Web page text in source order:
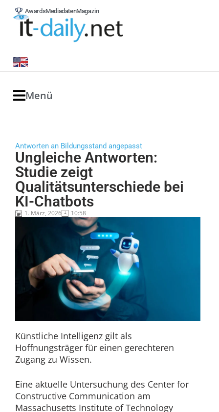
AwardsMediadatenMagazin
Menü
Antworten an Bildungsstand angepasst
Ungleiche Antworten:
Studie zeigt
Qualitätsunterschiede bei
KI-Chatbots
1. März, 2026 10:58
Künstliche Intelligenz gilt als
Hoffnungsträger für einen gerechteren
Zugang zu Wissen.
Eine aktuelle Untersuchung des Center for
Constructive Communication am
Massachusetts Institute of Technology